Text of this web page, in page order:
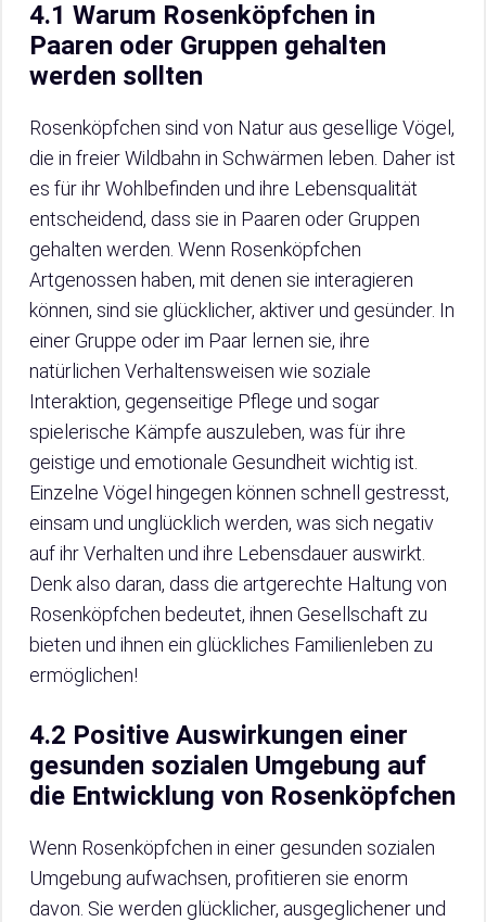
4.1 Warum Rosenköpfchen in
Paaren oder Gruppen gehalten
werden sollten
Rosenköpfchen sind von Natur aus gesellige Vögel,
die in freier Wildbahn in Schwärmen leben. Daher ist
es für ihr Wohlbefinden und ihre Lebensqualität
entscheidend, dass sie in Paaren oder Gruppen
gehalten werden. Wenn Rosenköpfchen
Artgenossen haben, mit denen sie interagieren
können, sind sie glücklicher, aktiver und gesünder. In
einer Gruppe oder im Paar lernen sie, ihre
natürlichen Verhaltensweisen wie soziale
Interaktion, gegenseitige Pflege und sogar
spielerische Kämpfe auszuleben, was für ihre
geistige und emotionale Gesundheit wichtig ist.
Einzelne Vögel hingegen können schnell gestresst,
einsam und unglücklich werden, was sich negativ
auf ihr Verhalten und ihre Lebensdauer auswirkt.
Denk also daran, dass die artgerechte Haltung von
Rosenköpfchen bedeutet, ihnen Gesellschaft zu
bieten und ihnen ein glückliches Familienleben zu
ermöglichen!
4.2 Positive Auswirkungen einer
gesunden sozialen Umgebung auf
die Entwicklung von Rosenköpfchen
Wenn Rosenköpfchen in einer gesunden sozialen
Umgebung aufwachsen, profitieren sie enorm
davon. Sie werden glücklicher, ausgeglichener und